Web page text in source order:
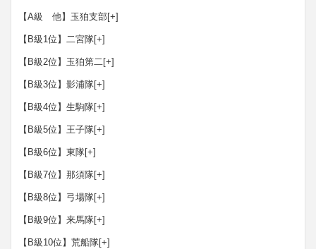
【A級 他】玉狛支部[+]
【B級1位】二宮隊[+]
【B級2位】玉狛第二[+]
【B級3位】影浦隊[+]
【B級4位】生駒隊[+]
【B級5位】王子隊[+]
【B級6位】東隊[+]
【B級7位】那須隊[+]
【B級8位】弓場隊[+]
【B級9位】来馬隊[+]
【B級10位】荒船隊[+]